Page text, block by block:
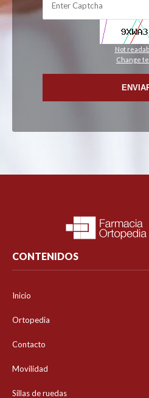
Not
Change
CONTENIDOS
Inicio
Ortopedia
Contacto
Movilidad
Sillas de ruedas